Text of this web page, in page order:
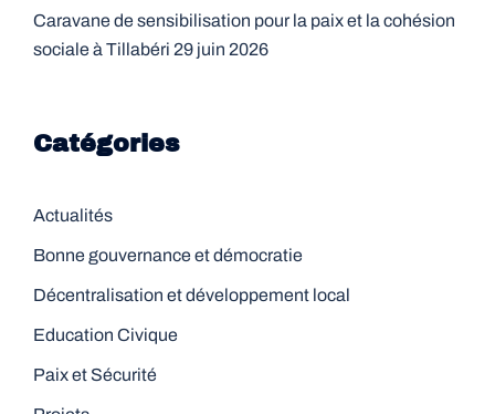
Caravane de sensibilisation pour la paix et la cohésion
sociale à Tillabéri 29 juin 2026
Catégories
Actualités
Bonne gouvernance et démocratie
Décentralisation et développement local
Education Civique
Paix et Sécurité